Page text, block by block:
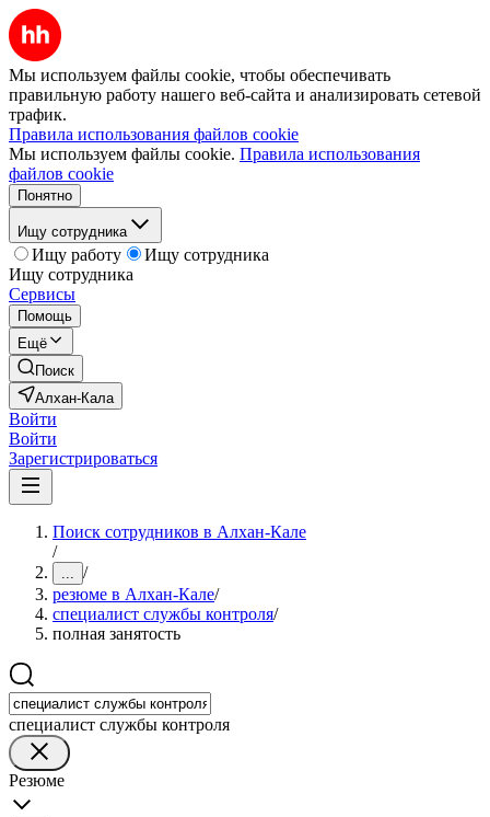
Мы используем файлы cookie, чтобы обеспечивать
правильную работу нашего веб-сайта и анализировать сетевой
трафик.
Правила использования файлов cookie
Мы используем файлы cookie. Правила использования
файлов cookie
Понятно
Ищу сотрудника
Ищу работу
Ищу сотрудника
Ищу сотрудника
Сервисы
Помощь
Ещё
Поиск
Алхан-Кала
Войти
Войти
Зарегистрироваться
Поиск сотрудников в Алхан-Кале
/
... /
резюме в Алхан-Кале/
специалист службы контроля/
полная занятость
специалист службы контроля
Резюме